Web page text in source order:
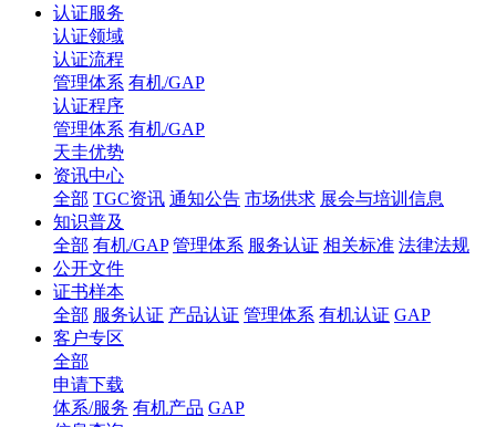
认证服务
认证领域
认证流程
管理体系 有机/GAP
认证程序
管理体系 有机/GAP
天圭优势
资讯中心
全部 TGC资讯 通知公告 市场供求 展会与培训信息
知识普及
全部 有机/GAP 管理体系 服务认证 相关标准 法律法规
公开文件
证书样本
全部 服务认证 产品认证 管理体系 有机认证 GAP
客户专区
全部
申请下载
体系/服务 有机产品 GAP